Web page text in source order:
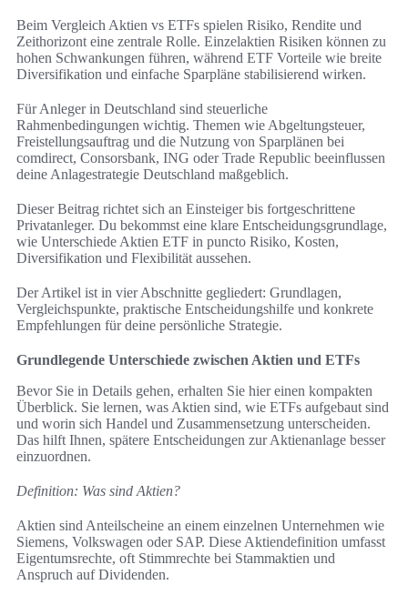
Beim Vergleich Aktien vs ETFs spielen Risiko, Rendite und
Zeithorizont eine zentrale Rolle. Einzelaktien Risiken können zu
hohen Schwankungen führen, während ETF Vorteile wie breite
Diversifikation und einfache Sparpläne stabilisierend wirken.
Für Anleger in Deutschland sind steuerliche
Rahmenbedingungen wichtig. Themen wie Abgeltungsteuer,
Freistellungsauftrag und die Nutzung von Sparplänen bei
comdirect, Consorsbank, ING oder Trade Republic beeinflussen
deine Anlagestrategie Deutschland maßgeblich.
Dieser Beitrag richtet sich an Einsteiger bis fortgeschrittene
Privatanleger. Du bekommst eine klare Entscheidungsgrundlage,
wie Unterschiede Aktien ETF in puncto Risiko, Kosten,
Diversifikation und Flexibilität aussehen.
Der Artikel ist in vier Abschnitte gegliedert: Grundlagen,
Vergleichspunkte, praktische Entscheidungshilfe und konkrete
Empfehlungen für deine persönliche Strategie.
Grundlegende Unterschiede zwischen Aktien und ETFs
Bevor Sie in Details gehen, erhalten Sie hier einen kompakten
Überblick. Sie lernen, was Aktien sind, wie ETFs aufgebaut sind
und worin sich Handel und Zusammensetzung unterscheiden.
Das hilft Ihnen, spätere Entscheidungen zur Aktienanlage besser
einzuordnen.
Definition: Was sind Aktien?
Aktien sind Anteilscheine an einem einzelnen Unternehmen wie
Siemens, Volkswagen oder SAP. Diese Aktiendefinition umfasst
Eigentumsrechte, oft Stimmrechte bei Stammaktien und
Anspruch auf Dividenden.